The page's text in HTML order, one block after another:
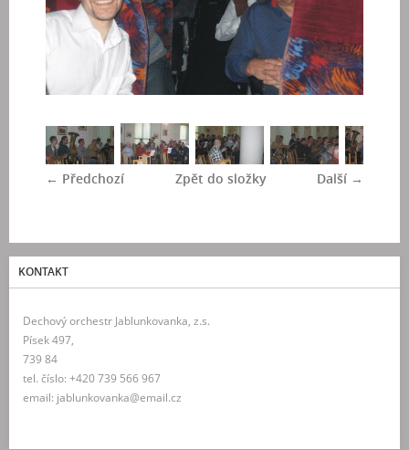
← Předchozí Další →
Zpět do složky
KONTAKT
Dechový orchestr Jablunkovanka, z.s.
Písek 497,
739 84
tel. číslo: +420 739 566 967
email: jablunkovanka@email.cz